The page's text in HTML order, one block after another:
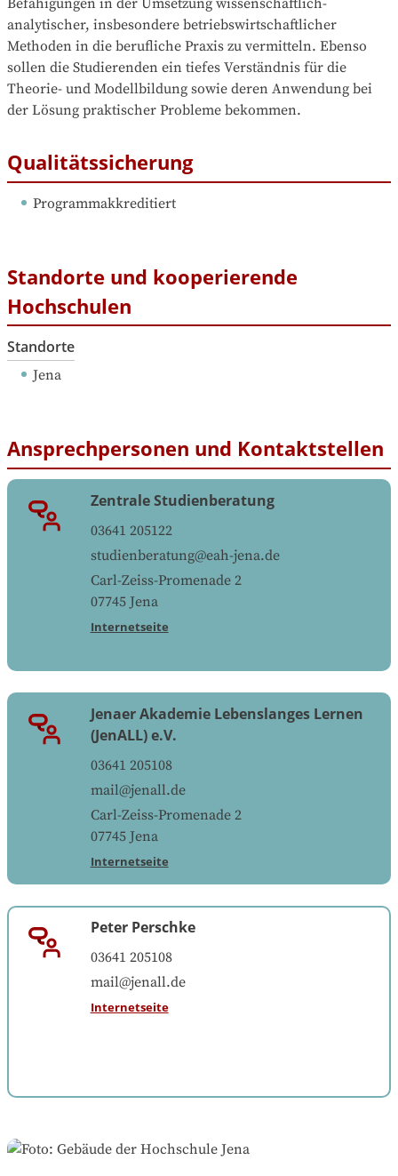
Befähigungen in der Umsetzung wissenschaftlich-
analytischer, insbesondere betriebswirtschaftlicher
Methoden in die berufliche Praxis zu vermitteln. Ebenso
sollen die Studierenden ein tiefes Verständnis für die
Theorie- und Modellbildung sowie deren Anwendung bei
der Lösung praktischer Probleme bekommen.
Qualitätssicherung
Programmakkreditiert
Standorte und kooperierende
Hochschulen
Standorte
Jena
Ansprechpersonen und Kontaktstellen
Zentrale Studienberatung
03641 205122
studienberatung@eah-jena.de
Carl-Zeiss-Promenade 2
07745 Jena
Internetseite
Jenaer Akademie Lebenslanges Lernen
(JenALL) e.V.
03641 205108
mail@jenall.de
Carl-Zeiss-Promenade 2
07745 Jena
Internetseite
Peter Perschke
03641 205108
mail@jenall.de
Internetseite